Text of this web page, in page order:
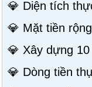
💎 Diện tích
💎 Mặt tiền
💎 Xây dựng
💎 Dòng tiền